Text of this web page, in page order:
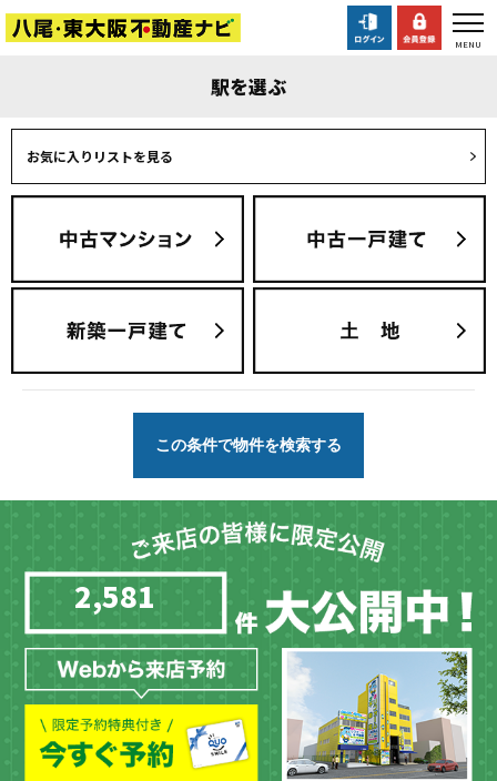
駅を選ぶ
お気に入りリストを見る
2,581